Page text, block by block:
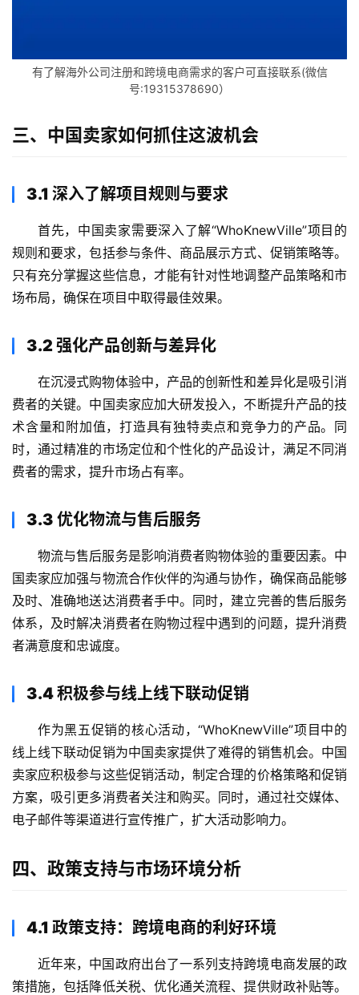
主
跨
讯
海
公
司
海
行
有了解海外公司注册和跨境电商需求的客户可直接联系(微信
号:19315378690）
三、中国卖家如何抓住这波机会
3.1 深入了解项目规则与要求
首先，中国卖家需要深入了解“WhoKnewVille”项目的
规则和要求，包括参与条件、商品展示方式、促销策略等。
只有充分掌握这些信息，才能有针对性地调整产品策略和市
场布局，确保在项目中取得最佳效果。
3.2 强化产品创新与差异化
在沉浸式购物体验中，产品的创新性和差异化是吸引消
费者的关键。中国卖家应加大研发投入，不断提升产品的技
术含量和附加值，打造具有独特卖点和竞争力的产品。同
时，通过精准的市场定位和个性化的产品设计，满足不同消
费者的需求，提升市场占有率。
3.3 优化物流与售后服务
物流与售后服务是影响消费者购物体验的重要因素。中
国卖家应加强与物流合作伙伴的沟通与协作，确保商品能够
及时、准确地送达消费者手中。同时，建立完善的售后服务
体系，及时解决消费者在购物过程中遇到的问题，提升消费
者满意度和忠诚度。
3.4 积极参与线上线下联动促销
作为黑五促销的核心活动，“WhoKnewVille”项目中的
线上线下联动促销为中国卖家提供了难得的销售机会。中国
卖家应积极参与这些促销活动，制定合理的价格策略和促销
方案，吸引更多消费者关注和购买。同时，通过社交媒体、
电子邮件等渠道进行宣传推广，扩大活动影响力。
四、政策支持与市场环境分析
4.1 政策支持：跨境电商的利好环境
近年来，中国政府出台了一系列支持跨境电商发展的政
策措施，包括降低关税、优化通关流程、提供财政补贴等。